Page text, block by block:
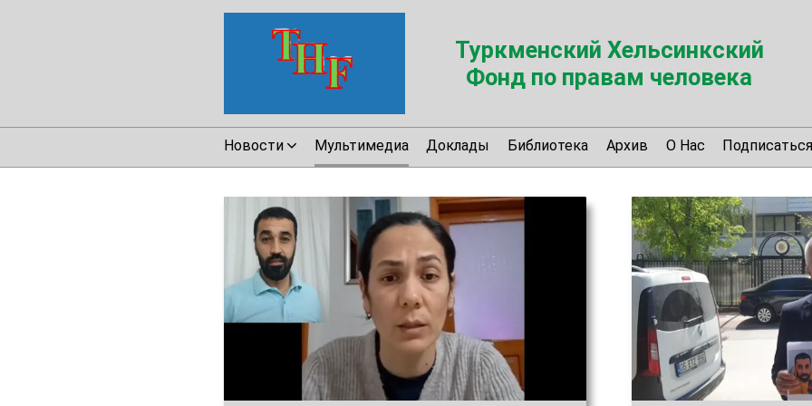
Туркменский Хельсинкский
Фонд по правам человека
Новости Мультимедиа Доклады Библиотека Архив О Нас